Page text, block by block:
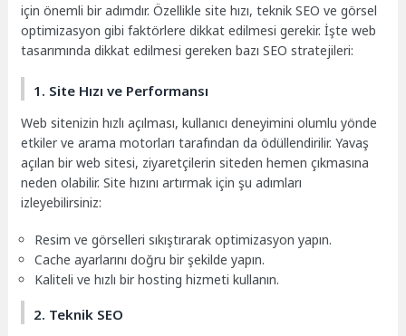
için önemli bir adımdır. Özellikle site hızı, teknik SEO ve görsel
optimizasyon gibi faktörlere dikkat edilmesi gerekir. İşte web
tasarımında dikkat edilmesi gereken bazı SEO stratejileri:
1. Site Hızı ve Performansı
Web sitenizin hızlı açılması, kullanıcı deneyimini olumlu yönde
etkiler ve arama motorları tarafından da ödüllendirilir. Yavaş
açılan bir web sitesi, ziyaretçilerin siteden hemen çıkmasına
neden olabilir. Site hızını artırmak için şu adımları
izleyebilirsiniz:
Resim ve görselleri sıkıştırarak optimizasyon yapın.
Cache ayarlarını doğru bir şekilde yapın.
Kaliteli ve hızlı bir hosting hizmeti kullanın.
2. Teknik SEO